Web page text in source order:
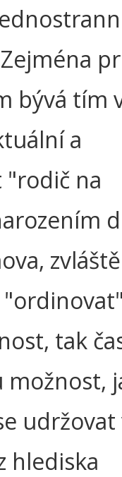
bývá tím
a
"rodič na
tak
udržovat
hlediska